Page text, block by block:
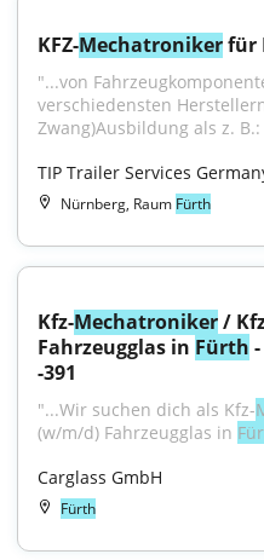
KFZ-Mechatroniker für
"...von
verschiedensten
Zwang)Ausbildung als z. B.:
TIP Trailer Services
Nürnberg, Raum Fürth
Kfz-Mechatroniker /
Fahrzeugglas in Fürth
-391
"...Wir suchen dich als Kfz-
(w/m/d) Fahrzeugglas in
Carglass GmbH
Fürth